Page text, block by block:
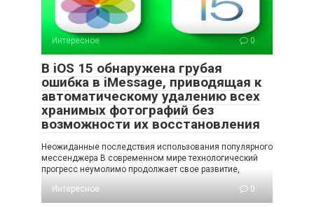
Интересное 0
В iOS 15 обнаружена грубая
ошибка в iMessage, приводящая к
автоматическому удалению всех
хранимых фотографий без
возможности их восстановления
Неожиданные последствия использования популярного
мессенджера В современном мире технологический
прогресс неумолимо продолжает свое развитие,
Интересное
0